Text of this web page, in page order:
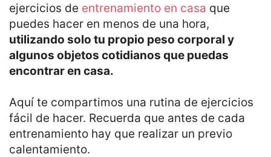
ejercicios de entrenamiento en casa que
puedes hacer en menos de una hora,
utilizando solo tu propio peso corporal y
algunos objetos cotidianos que puedas
encontrar en casa.
Aquí te compartimos una rutina de ejercicios
fácil de hacer. Recuerda que antes de cada
entrenamiento hay que realizar un previo
calentamiento.